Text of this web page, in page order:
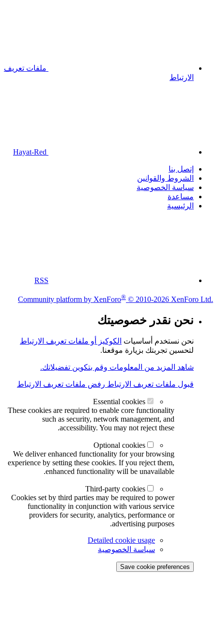
ملفات تعريف
الارتباط
إتصل بنا
الشروط والقوانين
سياسة الخصوصية
مساعدة
الرئيسية
RSS
Community platform by XenForo® © 2010-2026 XenForo Ltd.
نحن نقدر خصوصيتك
نحن نستخدم أساسيات الكوكيز أو ملفات تعريف الارتباط
لتحسين تجربتك بزيارة موقعنا.
شاهد المزيد من المعلومات وقم بتكوين تفضيلاتك.
قبول ملفات تعريف الارتباط رفض ملفات تعريف الارتباط
Essential cookies
These cookies are required to enable core functionality
such as security, network management, and
accessibility. You may not reject these.
Optional cookies
We deliver enhanced functionality for your browsing
experience by setting these cookies. If you reject them,
enhanced functionality will be unavailable.
Third-party cookies
Cookies set by third parties may be required to power
functionality in conjunction with various service
providers for security, analytics, performance or
advertising purposes.
Detailed cookie usage
سياسة الخصوصية
Save cookie preferences